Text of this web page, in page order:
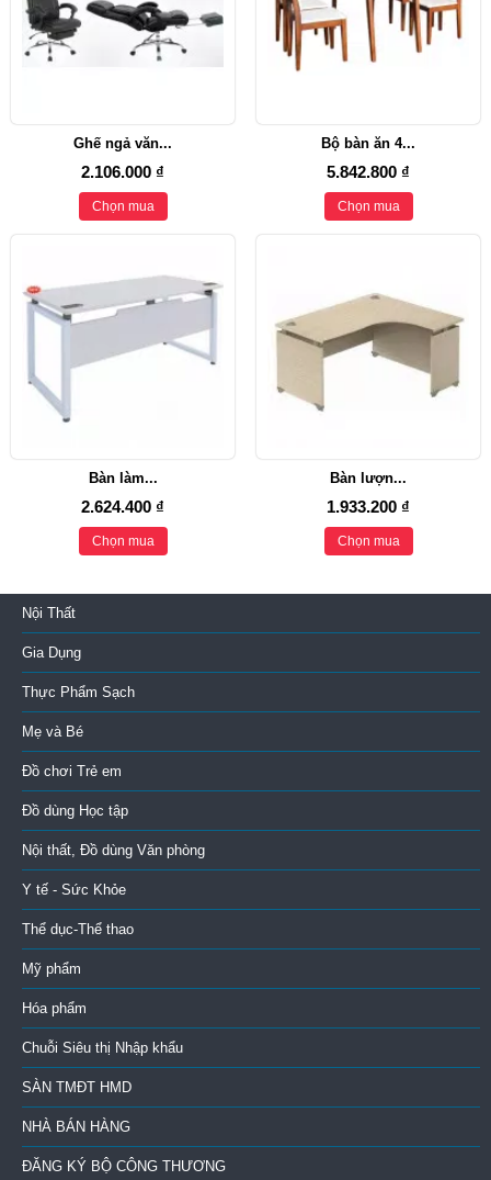
Ghế ngả văn...
2.106.000 ₫
Chọn mua
Bộ bàn ăn 4...
5.842.800 ₫
Chọn mua
Bàn làm...
2.624.400 ₫
Chọn mua
Bàn lượn...
1.933.200 ₫
Chọn mua
Nội Thất
Gia Dụng
Thực Phẩm Sạch
Mẹ và Bé
Đồ chơi Trẻ em
Đồ dùng Học tập
Nội thất, Đồ dùng Văn phòng
Y tế - Sức Khỏe
Thể dục-Thể thao
Mỹ phẩm
Hóa phẩm
Chuỗi Siêu thị Nhập khẩu
SÀN TMĐT HMD
NHÀ BÁN HÀNG
ĐĂNG KÝ BỘ CÔNG THƯƠNG